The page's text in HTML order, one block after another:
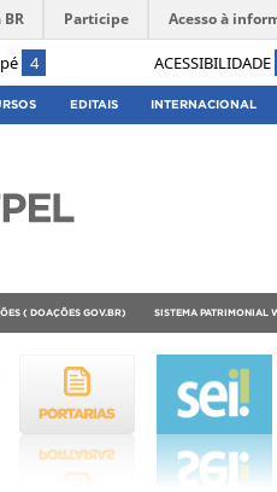
4 ACESSIBILIDADE
Participe Acesso à
EDITAIS INTERNACIONAL
( DOAÇÕES GOV.BR) SISTEMA PATRIMONIAL